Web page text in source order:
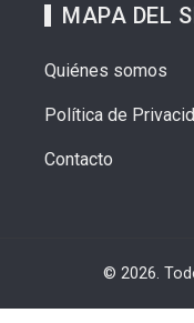
MAPA DEL
Quiénes somos
Política de
Contacto
© 2026.